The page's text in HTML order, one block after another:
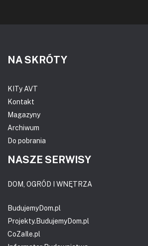
NA SKRÓTY
KITy AVT
Kontakt
Magazyny
Archiwum
Do pobrania
NASZE SERWISY
DOM, OGRÓD I WNĘTRZA
BudujemyDom.pl
Projekty.BudujemyDom.pl
CoZaIle.pl